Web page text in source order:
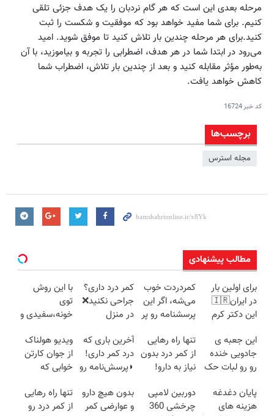
مرحله بعدی این است که هر گام نردبان را یک هدف جزئی تلقی
کنیم. برای شما مفید خواهد بود که موفقیت و شکست را ثبت
کنید.برای هر مرحله چندین بار تلاش کنید تا موفق شوید. امید
می‌رود در ابتدا شما در هر هدف، اضطرابی را تجربه و بیاموزید، با آن
به‌طور مؤثر مقابله کنید و بعد از چندین بار تلاش، اضطراب شما
کاهش خواهد یافت.
کد خبر16724
برچسب‌ها
مجله استرس
مطالب پیشنهادی
برای اولین بار
در ایران🇮🇷
این دکتر کرم
روزه ساخت!
کمردردت خوب
می‌شه، اگر این
پرسشنامه رو پر
کمر درد داری؟
جراحی نکنید❌
در منزل
(◂پرسش‌نامه)
با این روش
توی
خونه،سفیدی و
برگردون
(40%off)
این جعبه ی
جادویی خنده
رو رو لبات حک
خرید40%تخفیف
تنها راه رهایی
از کمر درد بدون
نیاز به دارو!
آخرین باری که
درد کمر داری!
◗پرسش‌نامه رو
ویدیو هولناک
از جوان کارتن
خوابی که
آموزش رایگان
پایان دغدغه
هزینه های
دوربین لامپی
چرخشی 360
بدون هیچ دارو
و عوارضی کمر
تنها راه رهایی
از کمر درد رو